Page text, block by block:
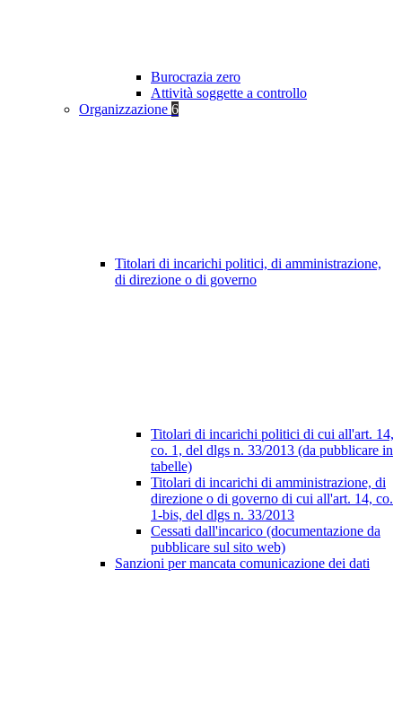
Burocrazia zero
Attività soggette a controllo
Organizzazione 6
Titolari di incarichi politici, di amministrazione,
di direzione o di governo
Titolari di incarichi politici di cui all'art. 14,
co. 1, del dlgs n. 33/2013 (da pubblicare in
tabelle)
Titolari di incarichi di amministrazione, di
direzione o di governo di cui all'art. 14, co.
1-bis, del dlgs n. 33/2013
Cessati dall'incarico (documentazione da
pubblicare sul sito web)
Sanzioni per mancata comunicazione dei dati